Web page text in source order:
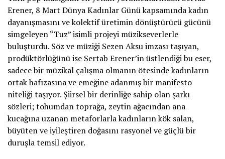
Erener, 8 Mart Dünya Kadınlar Günü kapsamında kadın
dayanışmasını ve kolektif üretimin dönüştürücü gücünü
simgeleyen “Tuz” isimli projeyi müzikseverlerle
buluşturdu. Söz ve müziği Sezen Aksu imzası taşıyan,
prodüktörlüğünü ise Sertab Erener’in üstlendiği bu eser,
sadece bir müzikal çalışma olmanın ötesinde kadınların
ortak hafızasına ve emeğine adanmış bir manifesto
niteliği taşıyor. Şiirsel bir derinliğe sahip olan şarkı
sözleri; tohumdan toprağa, zeytin ağacından ana
kucağına uzanan metaforlarla kadınların kök salan,
büyüten ve iyileştiren doğasını rasyonel ve güçlü bir
duruşla temsil ediyor.